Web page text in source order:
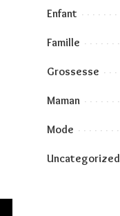
Enfant
Famille
Grossesse
Maman
Mode
Uncategorized